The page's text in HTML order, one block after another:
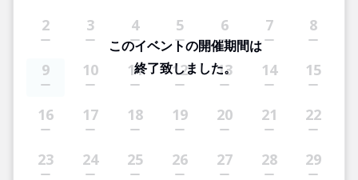
2 3 4 5 6 7 8
9 10 11 12 13 14 15
16 17 18 19 20 21 22
23 24 25 26 27 28 29
このイベントの開催期間は
終了致しました。